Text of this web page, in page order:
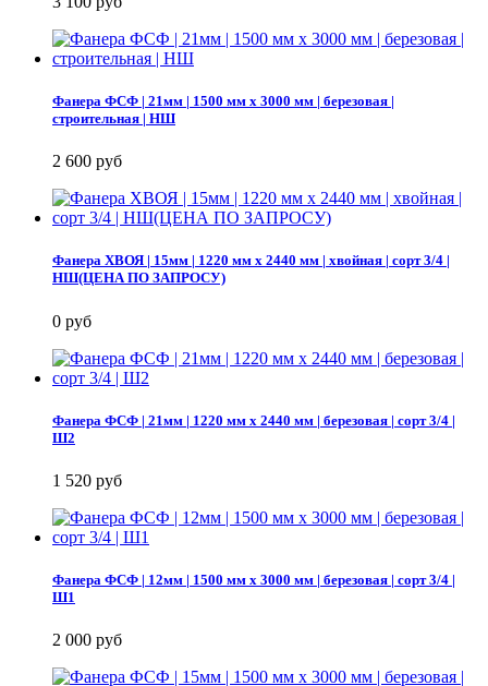
Фанера ФСФ | 21мм | 1500 мм х 3000 мм | березовая |
строительная | НШ
2 600 руб
Фанера ХВОЯ | 15мм | 1220 мм х 2440 мм | хвойная | сорт 3/4 |
НШ(ЦЕНА ПО ЗАПРОСУ)
0 руб
Фанера ФСФ | 21мм | 1220 мм х 2440 мм | березовая | сорт 3/4 |
Ш2
1 520 руб
Фанера ФСФ | 12мм | 1500 мм х 3000 мм | березовая | сорт 3/4 |
Ш1
2 000 руб